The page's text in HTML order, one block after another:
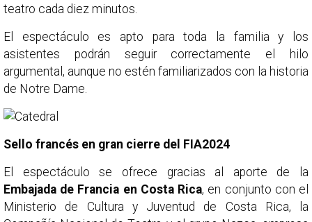
teatro cada diez minutos.
El espectáculo es apto para toda la familia y los
asistentes podrán seguir correctamente el hilo
argumental, aunque no estén familiarizados con la historia
de Notre Dame.
Sello francés en gran cierre del FIA2024
El espectáculo se ofrece gracias al aporte de la
Embajada de Francia en Costa Rica, en conjunto con el
Ministerio de Cultura y Juventud de Costa Rica, la